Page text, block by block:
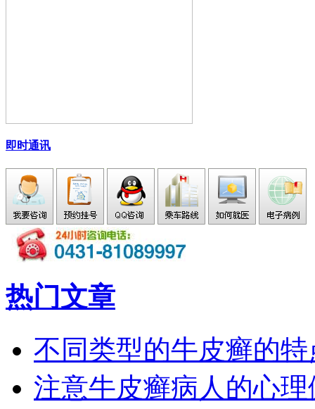
即时通讯
热门文章
不同类型的牛皮癣的
注意牛皮癣病人的心